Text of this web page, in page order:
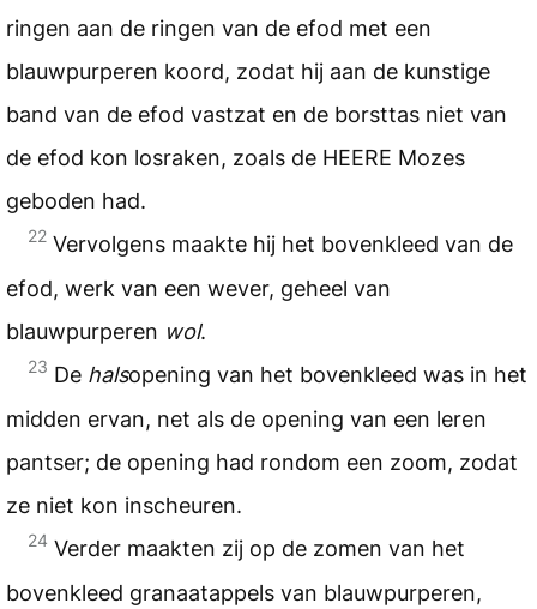
ringen aan de ringen van de efod met een
blauwpurperen koord, zodat hij aan de kunstige
band van de efod vastzat en de borsttas niet van
de efod kon losraken, zoals de HEERE Mozes
geboden had.
22 Vervolgens maakte hij het bovenkleed van de
efod, werk van een wever, geheel van
blauwpurperen wol.
23 De halsopening van het bovenkleed was in het
midden ervan, net als de opening van een leren
pantser; de opening had rondom een zoom, zodat
ze niet kon inscheuren.
24 Verder maakten zij op de zomen van het
bovenkleed granaatappels van blauwpurperen,